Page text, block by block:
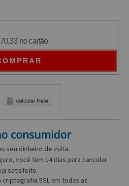
no cartão
seu dinheiro de volta.
você tem 14 dias para cancelar
satisfeito.
SSL em todas as